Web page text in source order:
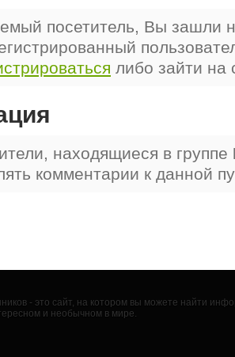
посетитель, Вы зашли
либо зайти на
находящиеся в группе
комментарии к данной
- это сайт, на котором вы можете найти
и необычном в мире.